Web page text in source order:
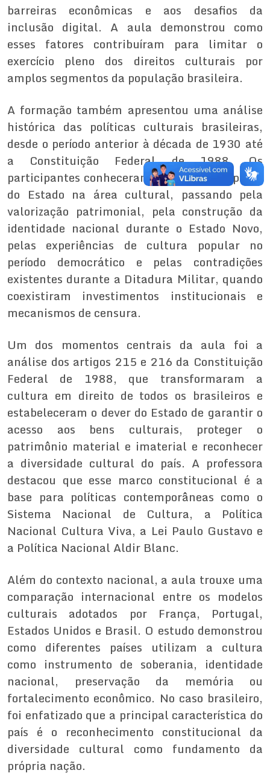
barreiras econômicas e aos desafios da
inclusão digital. A aula demonstrou como
esses fatores contribuíram para limitar o
exercício pleno dos direitos culturais por
amplos segmentos da população brasileira.
A formação também apresentou uma análise
histórica das políticas culturais brasileiras,
desde o período anterior à década de 1930 até
a Constituição Federal de 1988. Os
participantes conheceram a evolução do papel
do Estado na área cultural, passando pela
valorização patrimonial, pela construção da
identidade nacional durante o Estado Novo,
pelas experiências de cultura popular no
período democrático e pelas contradições
existentes durante a Ditadura Militar, quando
coexistiram investimentos institucionais e
mecanismos de censura.
Um dos momentos centrais da aula foi a
análise dos artigos 215 e 216 da Constituição
Federal de 1988, que transformaram a
cultura em direito de todos os brasileiros e
estabeleceram o dever do Estado de garantir o
acesso aos bens culturais, proteger o
patrimônio material e imaterial e reconhecer
a diversidade cultural do país. A professora
destacou que esse marco constitucional é a
base para políticas contemporâneas como o
Sistema Nacional de Cultura, a Política
Nacional Cultura Viva, a Lei Paulo Gustavo e
a Política Nacional Aldir Blanc.
Além do contexto nacional, a aula trouxe uma
comparação internacional entre os modelos
culturais adotados por França, Portugal,
Estados Unidos e Brasil. O estudo demonstrou
como diferentes países utilizam a cultura
como instrumento de soberania, identidade
nacional, preservação da memória ou
fortalecimento econômico. No caso brasileiro,
foi enfatizado que a principal característica do
país é o reconhecimento constitucional da
diversidade cultural como fundamento da
própria nação.